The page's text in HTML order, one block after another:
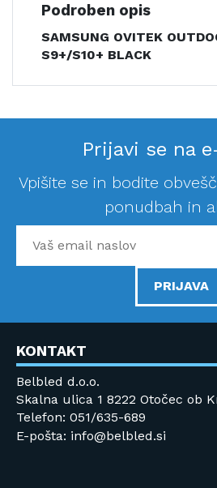
Podroben opis
SAMSUNG OVITEK
S9+/S10+ BLACK
Prijavi se na
Vpišite se in bodite
ponudbah in
PRIJAVA
KONTAKT
Belbled d.o.o.
Skalna ulica 1 8222 Otočec ob
Telefon: 051/635-689
E-pošta: info@belbled.si